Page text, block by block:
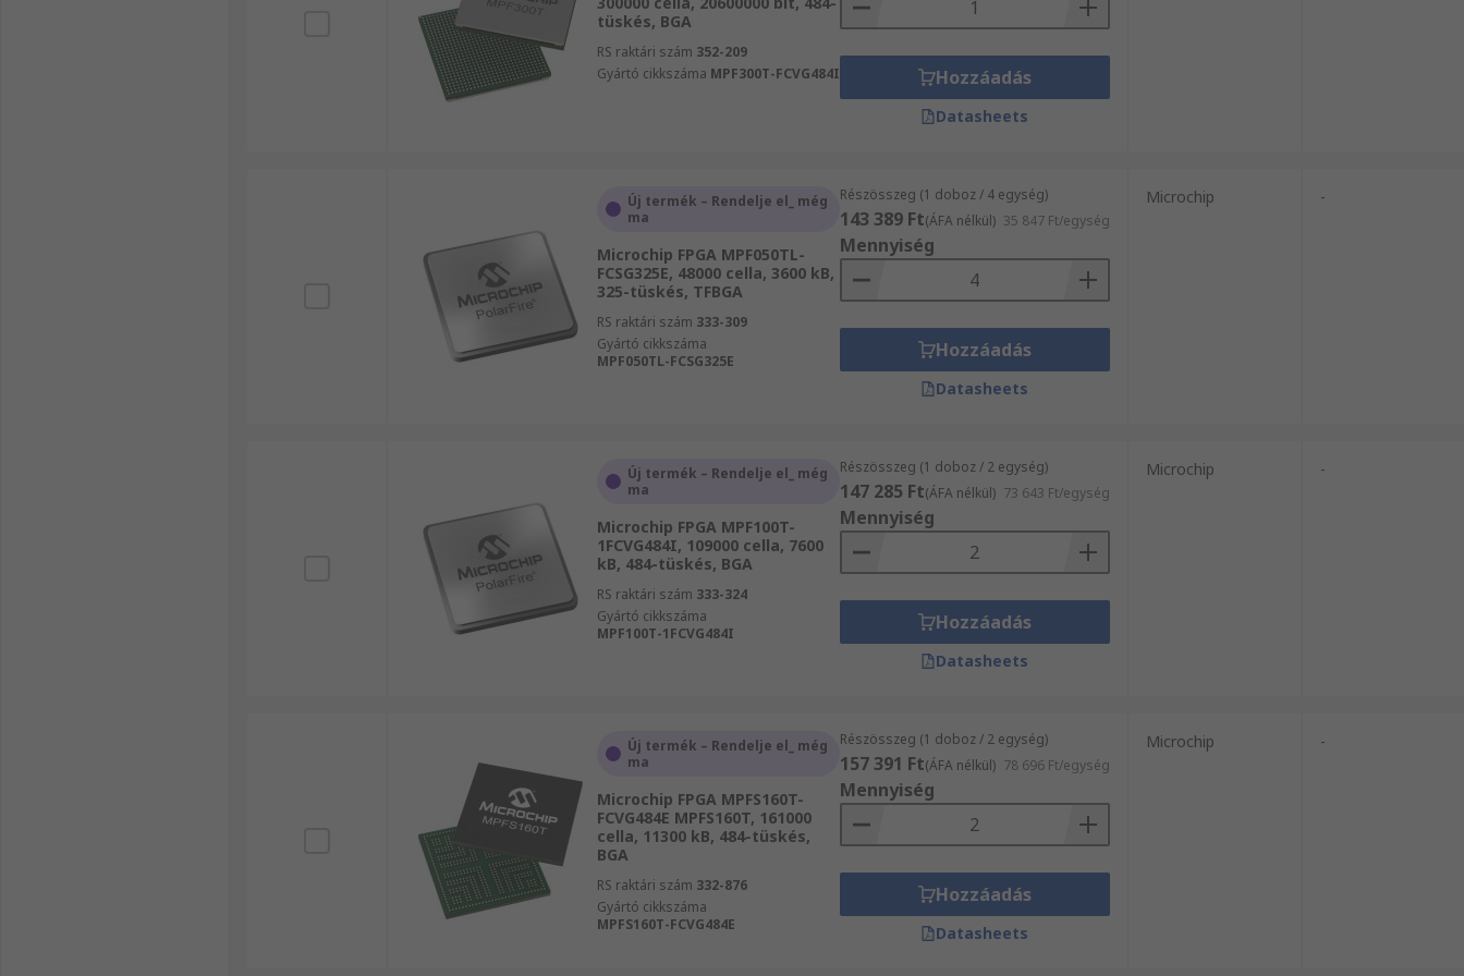
tüskés, BGA
RS raktári szám 352-209
Gyártó cikkszáma MPF300T-FCVG484I Hozzáadás
Datasheets
Új termék – Rendelje el_ még
ma
Microchip FPGA MPF050TL-
FCSG325E, 48000 cella, 3600 kB,
325-tüskés, TFBGA
RS raktári szám 333-309
Gyártó cikkszáma
MPF050TL-FCSG325E
Részösszeg (1 doboz / 4 egység)
143 389 Ft(ÁFA nélkül) 35 847 Ft/egység
Mennyiség
Hozzáadás
Datasheets
Microchip -
Új termék – Rendelje el_ még
ma
Microchip FPGA MPF100T-
1FCVG484I, 109000 cella, 7600
kB, 484-tüskés, BGA
RS raktári szám 333-324
Gyártó cikkszáma
MPF100T-1FCVG484I
Részösszeg (1 doboz / 2 egység)
147 285 Ft(ÁFA nélkül) 73 643 Ft/egység
Mennyiség
Hozzáadás
Datasheets
Microchip -
Új termék – Rendelje el_ még
ma
Microchip FPGA MPFS160T-
FCVG484E MPFS160T, 161000
cella, 11300 kB, 484-tüskés,
BGA
RS raktári szám 332-876
Gyártó cikkszáma
MPFS160T-FCVG484E
Részösszeg (1 doboz / 2 egység)
157 391 Ft(ÁFA nélkül) 78 696 Ft/egység
Mennyiség
Hozzáadás
Datasheets
Microchip -